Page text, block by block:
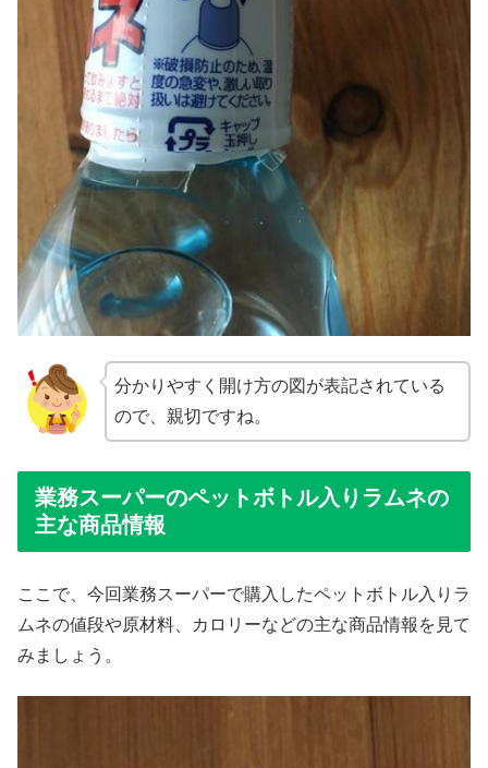
分かりやすく開け方の図が表記されている
ので、親切ですね。
業務スーパーのペットボトル入りラムネの
主な商品情報
ここで、今回業務スーパーで購入したペットボトル入りラ
ムネの値段や原材料、カロリーなどの主な商品情報を見て
みましょう。